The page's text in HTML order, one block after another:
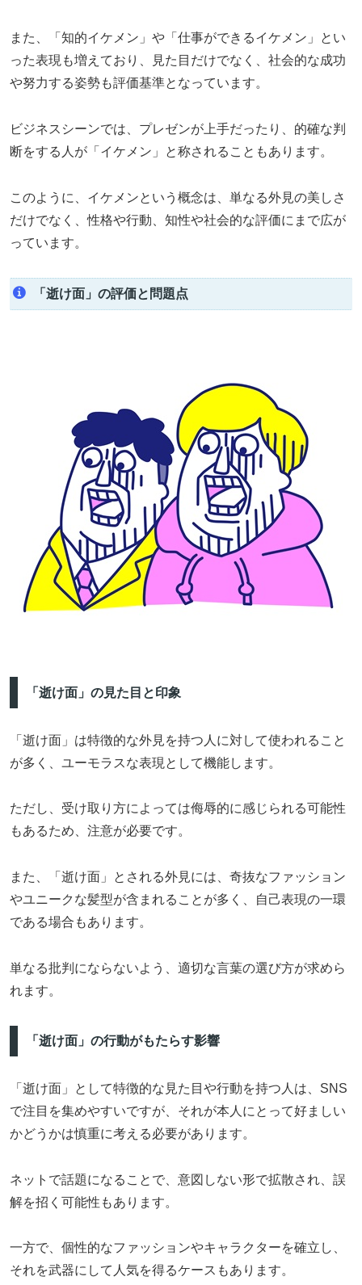
また、「知的イケメン」や「仕事ができるイケメン」とい
った表現も増えており、見た目だけでなく、社会的な成功
や努力する姿勢も評価基準となっています。
ビジネスシーンでは、プレゼンが上手だったり、的確な判
断をする人が「イケメン」と称されることもあります。
このように、イケメンという概念は、単なる外見の美しさ
だけでなく、性格や行動、知性や社会的な評価にまで広が
っています。
「逝け面」の評価と問題点
「逝け面」の見た目と印象
「逝け面」は特徴的な外見を持つ人に対して使われること
が多く、ユーモラスな表現として機能します。
ただし、受け取り方によっては侮辱的に感じられる可能性
もあるため、注意が必要です。
また、「逝け面」とされる外見には、奇抜なファッション
やユニークな髪型が含まれることが多く、自己表現の一環
である場合もあります。
単なる批判にならないよう、適切な言葉の選び方が求めら
れます。
「逝け面」の行動がもたらす影響
「逝け面」として特徴的な見た目や行動を持つ人は、SNS
で注目を集めやすいですが、それが本人にとって好ましい
かどうかは慎重に考える必要があります。
ネットで話題になることで、意図しない形で拡散され、誤
解を招く可能性もあります。
一方で、個性的なファッションやキャラクターを確立し、
それを武器にして人気を得るケースもあります。